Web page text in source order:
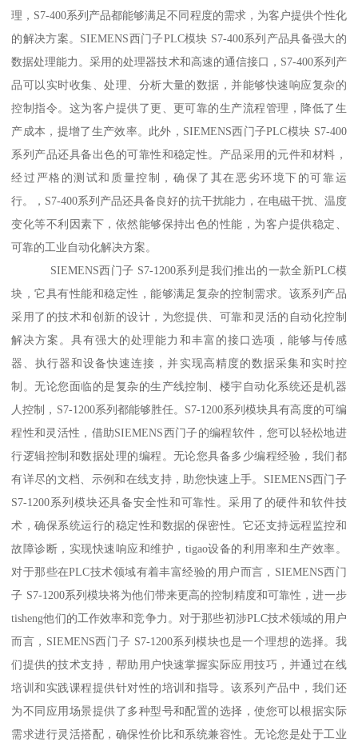
理，S7-400系列产品都能够满足不同程度的需求，为客户提供个性化
的解决方案。SIEMENS西门子PLC模块 S7-400系列产品具备强大的
数据处理能力。采用的处理器技术和高速的通信接口，S7-400系列产
品可以实时收集、处理、分析大量的数据，并能够快速响应复杂的
控制指令。这为客户提供了更、更可靠的生产流程管理，降低了生
产成本，提增了生产效率。此外，SIEMENS西门子PLC模块 S7-400
系列产品还具备出色的可靠性和稳定性。产品采用的元件和材料，
经过严格的测试和质量控制，确保了其在恶劣环境下的可靠运
行。，S7-400系列产品还具备良好的抗干扰能力，在电磁干扰、温度
变化等不利因素下，依然能够保持出色的性能，为客户提供稳定、
可靠的工业自动化解决方案。
SIEMENS西门子 S7-1200系列是我们推出的一款全新PLC模
块，它具有性能和稳定性，能够满足复杂的控制需求。该系列产品
采用了的技术和创新的设计，为您提供、可靠和灵活的自动化控制
解决方案。具有强大的处理能力和丰富的接口选项，能够与传感
器、执行器和设备快速连接，并实现高精度的数据采集和实时控
制。无论您面临的是复杂的生产线控制、楼宇自动化系统还是机器
人控制，S7-1200系列都能够胜任。S7-1200系列模块具有高度的可编
程性和灵活性，借助SIEMENS西门子的编程软件，您可以轻松地进
行逻辑控制和数据处理的编程。无论您具备多少编程经验，我们都
有详尽的文档、示例和在线支持，助您快速上手。SIEMENS西门子
S7-1200系列模块还具备安全性和可靠性。采用了的硬件和软件技
术，确保系统运行的稳定性和数据的保密性。它还支持远程监控和
故障诊断，实现快速响应和维护，tigao设备的利用率和生产效率。
对于那些在PLC技术领域有着丰富经验的用户而言，SIEMENS西门
子 S7-1200系列模块将为他们带来更高的控制精度和可靠性，进一步
tisheng他们的工作效率和竞争力。对于那些初涉PLC技术领域的用户
而言，SIEMENS西门子 S7-1200系列模块也是一个理想的选择。我
们提供的技术支持，帮助用户快速掌握实际应用技巧，并通过在线
培训和实践课程提供针对性的培训和指导。该系列产品中，我们还
为不同应用场景提供了多种型号和配置的选择，使您可以根据实际
需求进行灵活搭配，确保性价比和系统兼容性。无论您是处于工业